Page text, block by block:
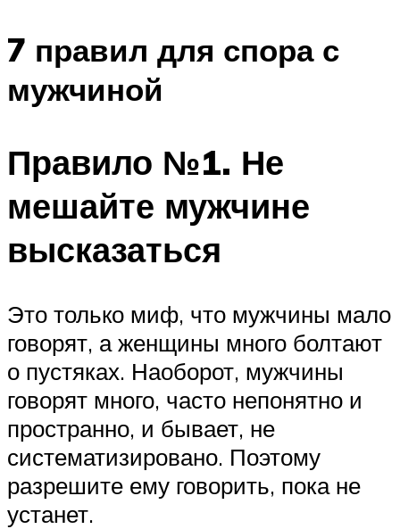
7 правил для спора с
мужчиной
Правило №1. Не
мешайте мужчине
высказаться
Это только миф, что мужчины мало
говорят, а женщины много болтают
о пустяках. Наоборот, мужчины
говорят много, часто непонятно и
пространно, и бывает, не
систематизировано. Поэтому
разрешите ему говорить, пока не
устанет.